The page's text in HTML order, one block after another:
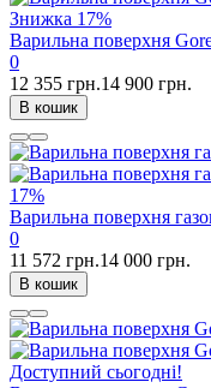
Знижка 17%
Варильна поверхня
0
12 355 грн.14 900 грн.
В кошик
17%
Варильна поверхня
0
11 572 грн.14 000 грн.
В кошик
Доступний сьогодні!